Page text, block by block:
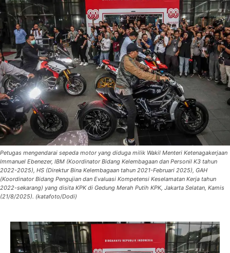
Petugas mengendarai sepeda motor yang diduga milik Wakil Menteri Ketenagakerjaan
Immanuel Ebenezer, IBM (Koordinator Bidang Kelembagaan dan Personil K3 tahun
2022-2025), HS (Direktur Bina Kelembagaan tahun 2021-Februari 2025), GAH
(Koordinator Bidang Pengujian dan Evaluasi Kompetensi Keselamatan Kerja tahun
2022-sekarang) yang disita KPK di Gedung Merah Putih KPK, Jakarta Selatan, Kamis
(21/8/2025). (katafoto/Dodi)